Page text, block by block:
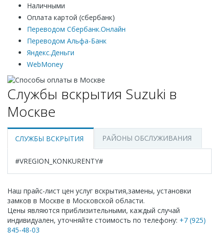
Наличными
Оплата картой (сбербанк)
Переводом Сбербанк.Онлайн
Переводом Альфа-Банк
Яндекс.Деньги
WebMoney
Службы вскрытия Suzuki в
Москве
СЛУЖБЫ ВСКРЫТИЯ РАЙОНЫ ОБСЛУЖИВАНИЯ
#VREGION_KONKURENTY#
Наш прайс-лист цен услуг вскрытия,замены, установки
замков в Москве в Московской области.
Цены являются приблизительными, каждый случай
индивидуален, уточняйте стоимость по телефону: +7 (925)
845-48-03